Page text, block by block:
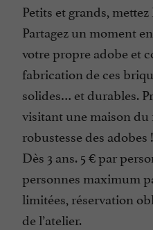
Petits et grands,
Partagez un moment
votre propre adobe et
fabrication de ces
solides… et durables.
visitant une maison du
robustesse des adobes !
Dès 3 ans. 5 € par
personnes maximum
limitées, réservation
de l’atelier.